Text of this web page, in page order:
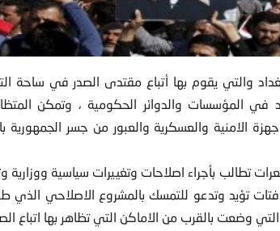
والتي يقوم بها أتباع مقتدى الصدر في ساحة
فيالمؤسسات والدوائر الحكومية ، وتمكن
الامنية والعسكرية والعبور من جسر الجمهورية
تطالب بأجراء اصلاحات وتغييرات سياسية
تؤيد وتدعو للتمسك بالمشروع الاصلاحي
وضعت بالقرب من الاماكن التي تظاهر بها اتباع